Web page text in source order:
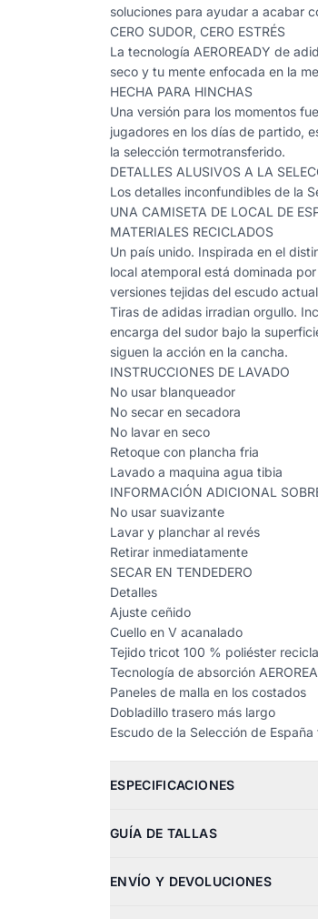
soluciones para ayudar a acabar
CERO SUDOR, CERO ESTRÉS
La tecnología AEROREADY de
seco y tu mente enfocada en la
HECHA PARA HINCHAS
Una versión para los momentos
jugadores en los días de partido,
la selección termotransferido.
DETALLES ALUSIVOS A LA
Los detalles inconfundibles de la
UNA CAMISETA DE LOCAL DE
MATERIALES RECICLADOS
Un país unido. Inspirada en el
local atemporal está dominada
versiones tejidas del escudo
Tiras de adidas irradian orgullo.
encarga del sudor bajo la
siguen la acción en la cancha.
INSTRUCCIONES DE LAVADO
No usar blanqueador
No secar en secadora
No lavar en seco
Retoque con plancha fria
Lavado a maquina agua tibia
INFORMACIÓN ADICIONAL
No usar suavizante
Lavar y planchar al revés
Retirar inmediatamente
SECAR EN TENDEDERO
Detalles
Ajuste ceñido
Cuello en V acanalado
Tejido tricot 100 % poliéster
Tecnología de absorción
Paneles de malla en los costados
Dobladillo trasero más largo
Escudo de la Selección de España
ESPECIFICACIONES
GUÍA DE TALLAS
ENVÍO Y DEVOLUCIONES